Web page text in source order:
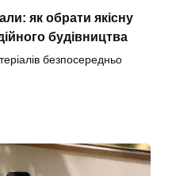
як обрати якісну
будівництва
безпосередньо